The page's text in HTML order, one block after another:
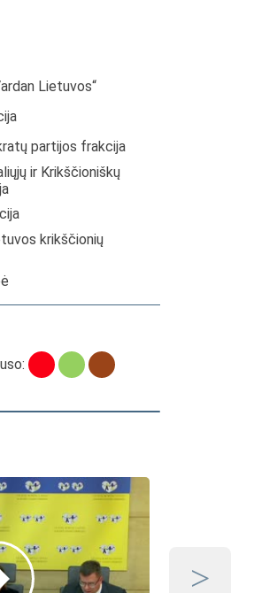
Lietuvos“
partijos frakcija
ir Krikščioniškų
krikščionių